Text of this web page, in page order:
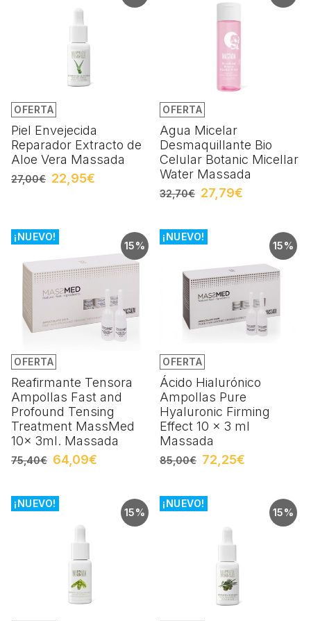
OFERTA
Piel Envejecida
Reparador Extracto de
Aloe Vera Massada
27,00€ 22,95€
OFERTA
Agua Micelar
Desmaquillante Bio
Celular Botanic Micellar
Water Massada
32,70€ 27,79€
15%
OFERTA
¡NUEVO!
Reafirmante Tensora
Ampollas Fast and
Profound Tensing
Treatment MassMed
10x 3ml. Massada
75,40€ 64,09€
15%
OFERTA
¡NUEVO!
Ácido Hialurónico
Ampollas Pure
Hyaluronic Firming
Effect 10 x 3 ml
Massada
85,00€ 72,25€
15%
¡NUEVO!
15%
¡NUEVO!